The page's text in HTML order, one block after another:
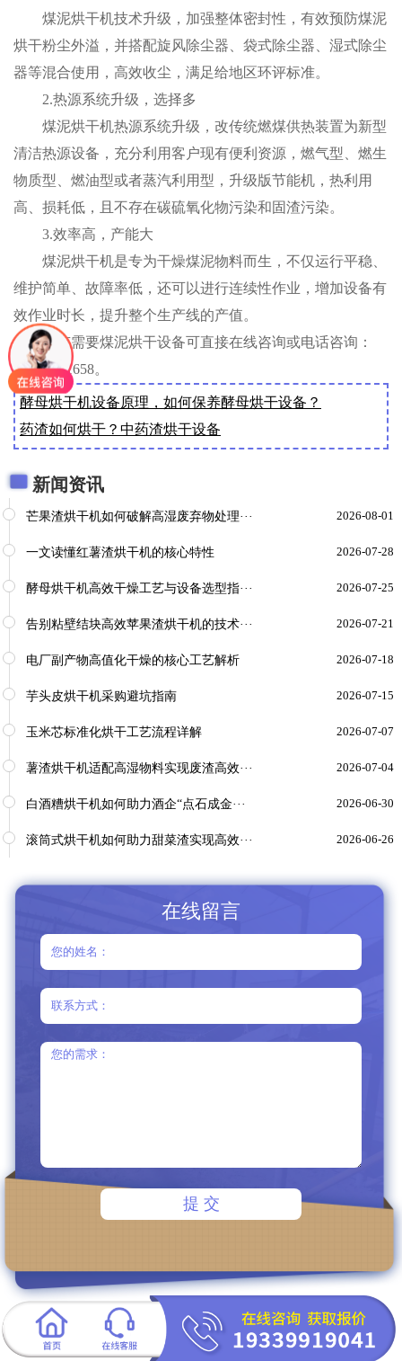
煤泥烘干机技术升级，加强整体密封性，有效预防煤泥
烘干粉尘外溢，并搭配旋风除尘器、袋式除尘器、湿式除尘
器等混合使用，高效收尘，满足给地区环评标准。
2.热源系统升级，选择多
煤泥烘干机热源系统升级，改传统燃煤供热装置为新型
清洁热源设备，充分利用客户现有便利资源，燃气型、燃生
物质型、燃油型或者蒸汽利用型，升级版节能机，热利用
高、损耗低，且不存在碳硫氧化物污染和固渣污染。
3.效率高，产能大
煤泥烘干机是专为干燥煤泥物料而生，不仅运行平稳、
维护简单、故障率低，还可以进行连续性作业，增加设备有
效作业时长，提升整个生产线的产值。
如有需要煤泥烘干设备可直接在线咨询或电话咨询：
400-990-1658。
酵母烘干机设备原理，如何保养酵母烘干设备？
药渣如何烘干？中药渣烘干设备
新闻资讯
芒果渣烘干机如何破解高湿废弃物处理··· 2026-08-01
一文读懂红薯渣烘干机的核心特性 2026-07-28
酵母烘干机高效干燥工艺与设备选型指··· 2026-07-25
告别粘壁结块高效苹果渣烘干机的技术··· 2026-07-21
电厂副产物高值化干燥的核心工艺解析 2026-07-18
芋头皮烘干机采购避坑指南 2026-07-15
玉米芯标准化烘干工艺流程详解 2026-07-07
薯渣烘干机适配高湿物料实现废渣高效··· 2026-07-04
白酒糟烘干机如何助力酒企“点石成金··· 2026-06-30
滚筒式烘干机如何助力甜菜渣实现高效··· 2026-06-26
在线留言